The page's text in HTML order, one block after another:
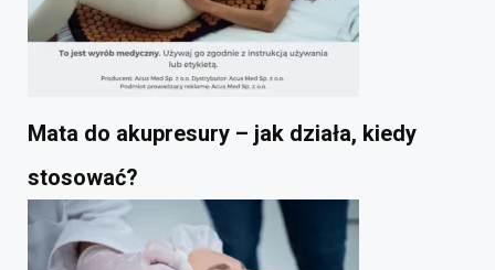
Mata do akupresury – jak działa, kiedy
stosować?